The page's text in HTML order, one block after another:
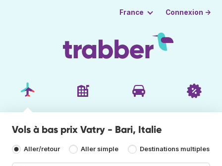
France Connexion →
Vols à bas prix Vatry - Bari, Italie
Aller/retour Aller simple Destinations multiples